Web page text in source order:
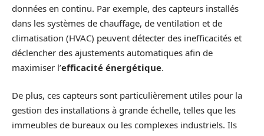
données en continu. Par exemple, des capteurs installés
dans les systèmes de chauffage, de ventilation et de
climatisation (HVAC) peuvent détecter des inefficacités et
déclencher des ajustements automatiques afin de
maximiser l’efficacité énergétique.
De plus, ces capteurs sont particulièrement utiles pour la
gestion des installations à grande échelle, telles que les
immeubles de bureaux ou les complexes industriels. Ils